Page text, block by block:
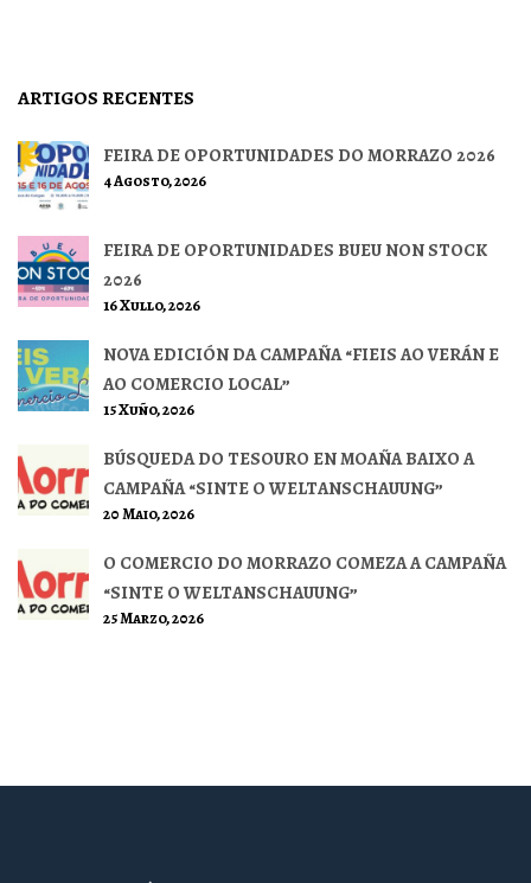
ARTIGOS RECENTES
FEIRA DE OPORTUNIDADES DO MORRAZO 2026
4 Agosto, 2026
FEIRA DE OPORTUNIDADES BUEU NON STOCK
2026
16 Xullo, 2026
NOVA EDICIÓN DA CAMPAÑA “FIEIS AO VERÁN E
AO COMERCIO LOCAL”
15 Xuño, 2026
BÚSQUEDA DO TESOURO EN MOAÑA BAIXO A
CAMPAÑA “SINTE O WELTANSCHAUUNG”
20 Maio, 2026
O COMERCIO DO MORRAZO COMEZA A CAMPAÑA
“SINTE O WELTANSCHAUUNG”
25 Marzo, 2026